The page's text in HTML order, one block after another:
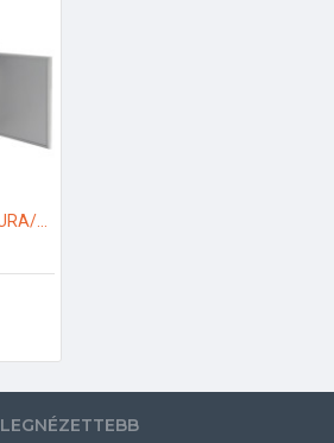
LEGNÉZETTEBB